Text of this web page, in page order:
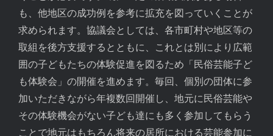
も、他地区の成功例を参考に拡充を図っていくことが
求められます。協議会としては、各市町村や地区等の
取組を後方支援するとともに、これとは別により広範
囲の子どもたちの体験促進を図るため「民俗芸能子ど
も体験会」の開催を進めます。毎回、個別の団体に参
加いただきながら年複数回開催し、地元に民俗芸能や
その体験機会がない子ども達にも多く参加してもらう
ことで地元はもちろん将来の居所における芸能参加に